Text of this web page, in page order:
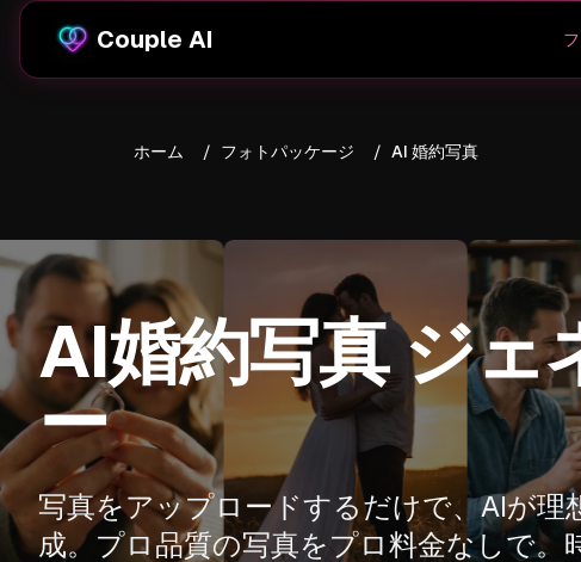
Couple AI
ホーム / フォトパッケージ / AI 婚約写真
AI婚約写真 ジェ
ー
写真をアップロードするだけで、AIが理
成。プロ品質の写真をプロ料金なしで。